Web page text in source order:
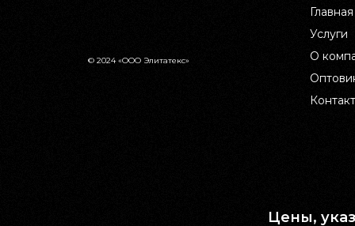
© 2024 «ООО Элитатекс»
Главная
Услуги
О
Цены,